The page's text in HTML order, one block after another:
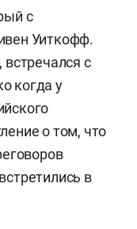
газеты»,
и
по
и оборонной
с
Уиткофф.
с
когда у
о том, что
в